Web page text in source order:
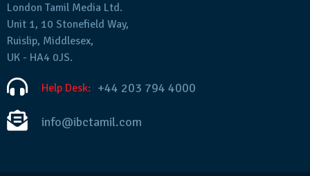
London Tamil Media Ltd.
Unit 1, 10 Stonefield Way,
Ruislip, Middlesex,
UK - HA4 0JS.
Help Desk: +44 203 794 4000
info@ibctamil.com